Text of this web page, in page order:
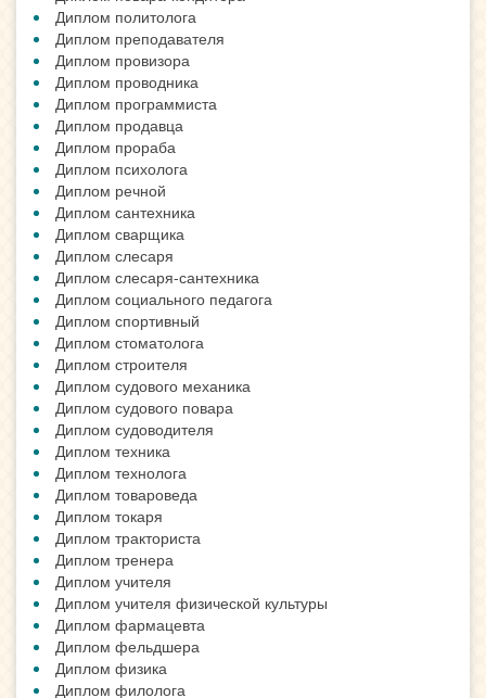
Диплом политолога
Диплом преподавателя
Диплом провизора
Диплом проводника
Диплом программиста
Диплом продавца
Диплом прораба
Диплом психолога
Диплом речной
Диплом сантехника
Диплом сварщика
Диплом слесаря
Диплом слесаря-сантехника
Диплом социального педагога
Диплом спортивный
Диплом стоматолога
Диплом строителя
Диплом судового механика
Диплом судового повара
Диплом судоводителя
Диплом техника
Диплом технолога
Диплом товароведа
Диплом токаря
Диплом тракториста
Диплом тренера
Диплом учителя
Диплом учителя физической культуры
Диплом фармацевта
Диплом фельдшера
Диплом физика
Диплом филолога